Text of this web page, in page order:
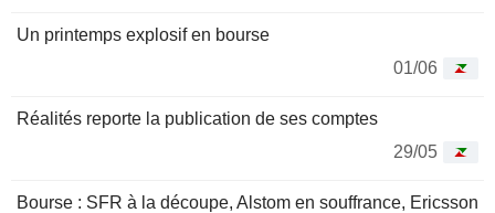
Un printemps explosif en bourse
01/06
Réalités reporte la publication de ses comptes
29/05
Bourse : SFR à la découpe, Alstom en souffrance, Ericsson